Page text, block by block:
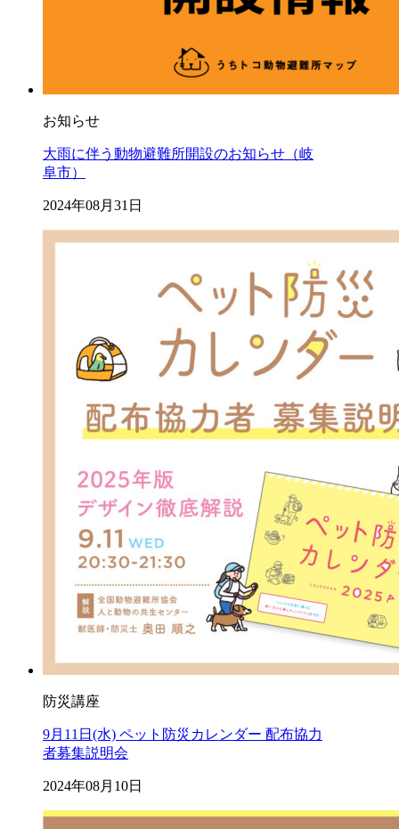
お知らせ
大雨に伴う動物避難所開設のお知らせ（岐
阜市）
2024年08月31日
防災講座
9月11日(水) ペット防災カレンダー 配布協力
者募集説明会
2024年08月10日